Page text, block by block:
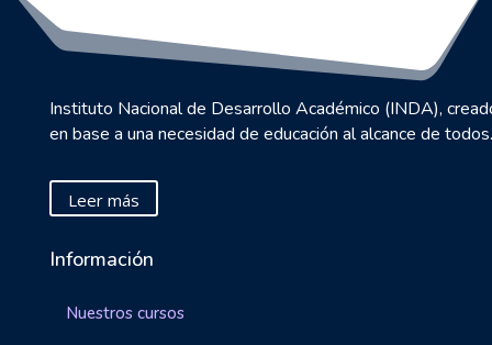
Instituto Nacional de Desarrollo Académico (INDA),
en base a una necesidad de educación al alcance de todos.
Leer más
Información
Nuestros cursos